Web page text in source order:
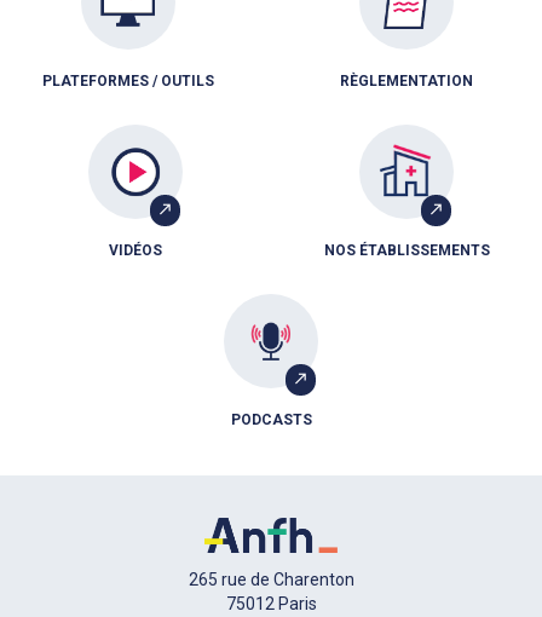
PLATEFORMES / OUTILS RÈGLEMENTATION
VIDÉOS NOS ÉTABLISSEMENTS
PODCASTS
265 rue de Charenton
75012 Paris